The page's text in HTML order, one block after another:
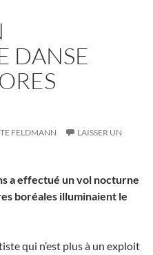
DANSE
FELDMANN
LAISSER UN
a effectué un vol nocturne
boréales illuminaient le
qui n’est plus à un exploit